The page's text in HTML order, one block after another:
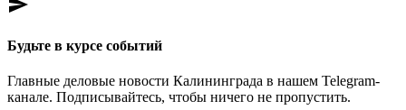
Будьте в курсе событий
Главные деловые новости Калининграда в нашем Telegram-
канале. Подписывайтесь, чтобы ничего не пропустить.